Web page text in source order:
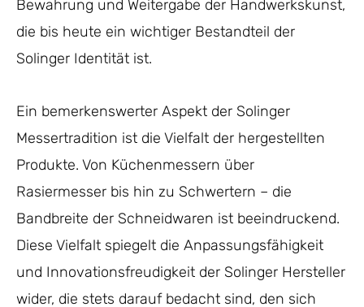
Bewahrung und Weitergabe der Handwerkskunst,
die bis heute ein wichtiger Bestandteil der
Solinger Identität ist.
Ein bemerkenswerter Aspekt der Solinger
Messertradition ist die Vielfalt der hergestellten
Produkte. Von Küchenmessern über
Rasiermesser bis hin zu Schwertern – die
Bandbreite der Schneidwaren ist beeindruckend.
Diese Vielfalt spiegelt die Anpassungsfähigkeit
und Innovationsfreudigkeit der Solinger Hersteller
wider, die stets darauf bedacht sind, den sich